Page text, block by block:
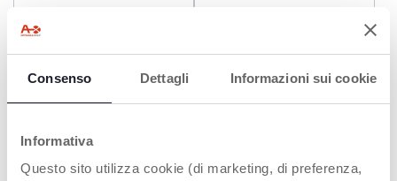
Consenso Dettagli Informazioni sui cookie
Informativa
Questo sito utilizza cookie (di marketing, di preferenza,
+ COULEURS